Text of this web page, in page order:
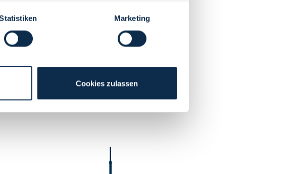
Marketing
Cookies zulassen